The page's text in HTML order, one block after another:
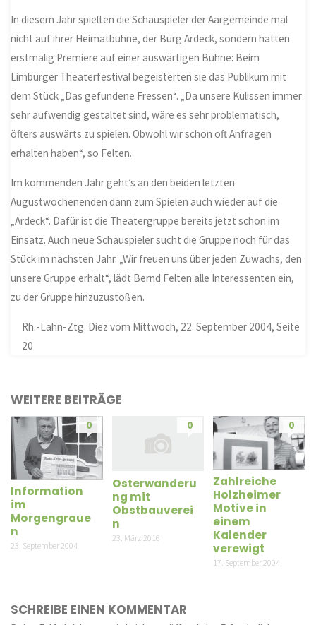
In diesem Jahr spielten die Schauspieler der Aargemeinde mal
nicht auf ihrer Heimatbühne, der Burg Ardeck, sondern hatten
erstmalig Premiere auf einer auswärtigen Bühne: Beim
Limburger Theaterfestival begeisterten sie das Publikum mit
dem Stück „Das gefundene Fressen“. „Da unsere Kulissen immer
sehr aufwendig gestaltet sind, wäre es sehr problematisch,
öfters auswärts zu spielen. Obwohl wir schon oft Anfragen
erhalten haben“, so Felten.
Im kommenden Jahr geht’s an den beiden letzten
Augustwochenenden dann zum Spielen auch wieder auf die
„Ardeck“. Dafür ist die Theatergruppe bereits jetzt schon im
Einsatz. Auch neue Schauspieler sucht die Gruppe noch für das
Stück im nächsten Jahr. „Wir freuen uns über jeden Zuwachs, den
unsere Gruppe erhält“, lädt Bernd Felten alle Interessenten ein,
zu der Gruppe hinzuzustoßen.
Rh.-Lahn-Ztg. Diez vom Mittwoch, 22. September 2004, Seite
20
WEITERE BEITRÄGE
0
Information
im
Morgengraue
n
23. September 2004
0
Osterwanderu
ng mit
Obstbauverei
n
23. März 2016
0
Zahlreiche
Holzheimer
Motive in
einem
Kalender
verewigt
17. September 2004
SCHREIBE EINEN KOMMENTAR